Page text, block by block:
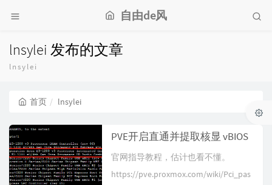
自由de风
lnsylei 发布的文章
lnsylei
首页 lnsylei
PVE开启直通并提取核显 vBIOS
官网指导教程，估计也看不懂。
https://pve.proxmox.com/wiki/Pci_pas